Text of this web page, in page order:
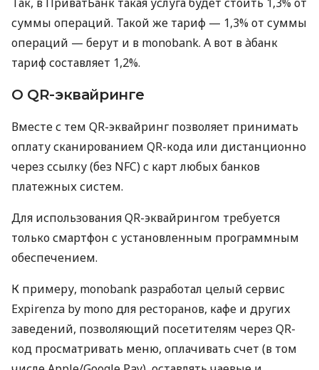
суммы операций. Такой же тариф — 1,3% от суммы
операций — берут и в monobank. А вот в àбанк
тариф составляет 1,2%.
О QR-эквайринге
Вместе с тем QR-эквайринг позволяет принимать
оплату сканированием QR-кода или дистанционно
через ссылку (без NFC) с карт любых банков
платежных систем.
Для использования QR-эквайрингом требуется
только смартфон с установленным программным
обеспечением.
К примеру, monobank разработал целый сервис
Expirenza by mono для ресторанов, кафе и других
заведений, позволяющий посетителям через QR-
код просматривать меню, оплачивать счет (в том